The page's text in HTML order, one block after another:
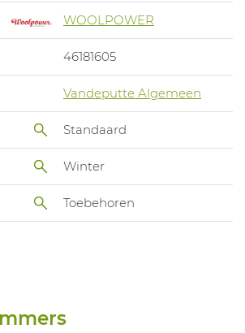
WOOLPOWER
46181605
Vandeputte Algemeen
Standaard
Winter
Toebehoren